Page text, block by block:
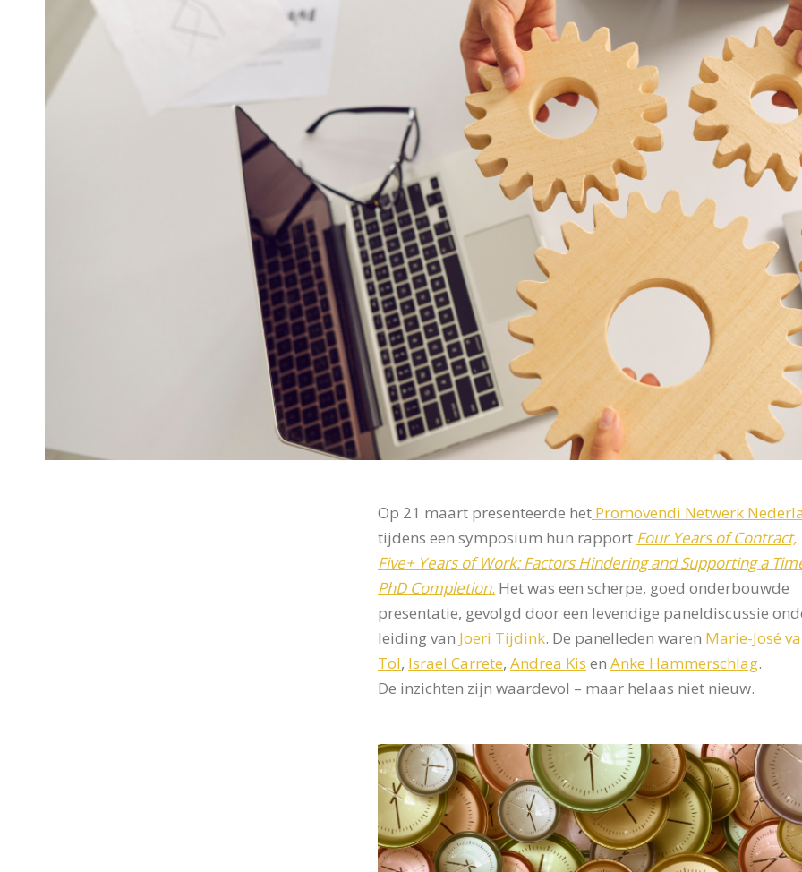
Op 21 maart presenteerde het Promovendi Netwerk
tijdens een symposium hun rapport Four Years of Contract,
Five+ Years of Work: Factors Hindering and Supporting a
PhD Completion. Het was een scherpe, goed onderbouwde
presentatie, gevolgd door een levendige paneldiscussie
leiding van Joeri Tijdink. De panelleden waren Marie-José
Tol, Israel Carrete, Andrea Kis en Anke Hammerschlag.
De inzichten zijn waardevol – maar helaas niet nieuw.